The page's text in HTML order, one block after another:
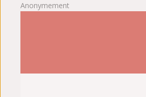
Anonymement